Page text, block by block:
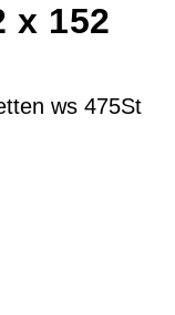
x 152
ws 475St